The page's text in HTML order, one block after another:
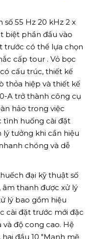
số 55 Hz 20 kHz 2 x
biệt phần đầu vào
trước có thể lựa chọn
cấp tour . Vỏ bọc
cấu trúc, thiết kế
thỏa hiệp và thiết kế
A trở thành công cụ
hảo trong việc
tình huống cài đặt
lý tưởng khi cần hiệu
chóng và dễ
đại kỹ thuật số
âm thanh được xử lý
lý bao gồm hiệu
cài đặt trước mới đặc
độ cong cao. Hệ
đầu 10 "Mạnh mẽ